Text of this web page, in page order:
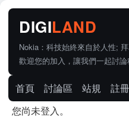
Nokia：科技始終來自於人性;
歡迎您的加入，讓我們一起討
首頁 討論區 站規 註冊
您尚未登入。